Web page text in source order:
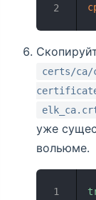
certs/
уже
вольюме.